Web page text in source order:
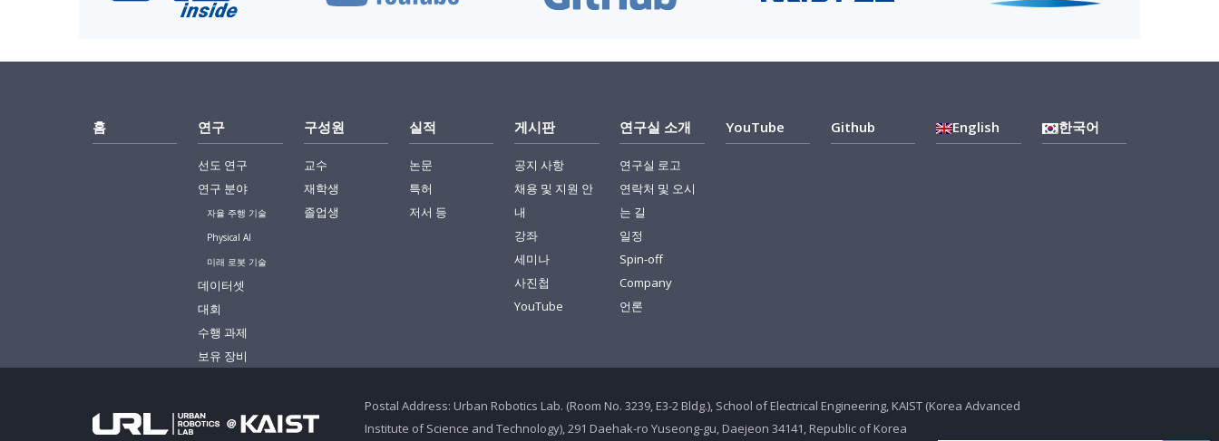
홈 연구
선도 연구
연구 분야
자율 주행 기술
Physical AI
미래 로봇 기술
데이터셋
대회
수행 과제
보유 장비
구성원
교수
재학생
졸업생
실적
논문
특허
저서 등
게시판
공지 사항
채용 및 지원 안
내
강좌
세미나
사진첩
YouTube
연구실 소개
연구실 로고
연락처 및 오시
는 길
일정
Spin-off
Company
언론
YouTube Github English 한국어
Postal Address: Urban Robotics Lab. (Room No. 3239, E3-2 Bldg.), School of Electrical Engineering, KAIST (Korea Advanced
Institute of Science and Technology), 291 Daehak-ro Yuseong-gu, Daejeon 34141, Republic of Korea